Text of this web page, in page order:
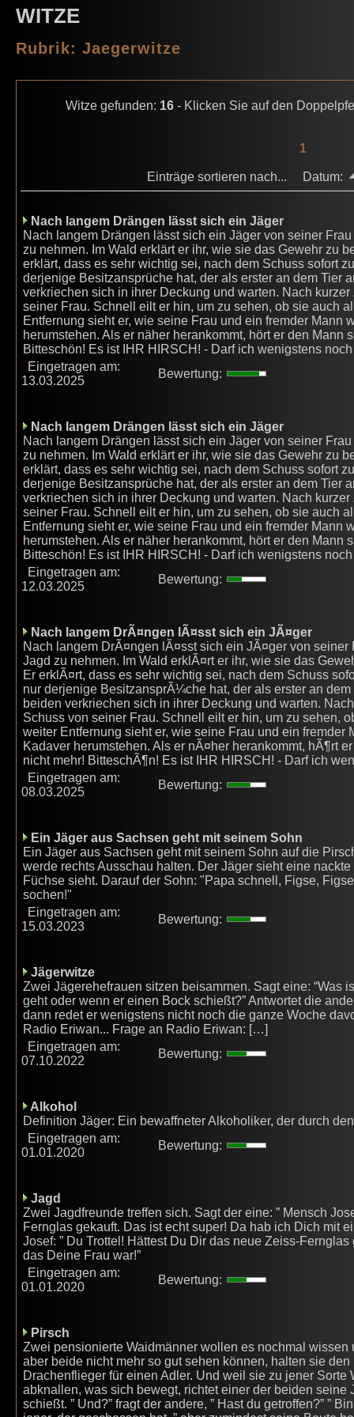
WITZE
Rubrik: Jaegerwitze
Witze gefunden: 16- Klicken Sie auf den
1
Einträge sortieren nach... Datum:
Nach langem Drängen lässt sich ein Jäger
Nach langem Drängen lässt sich ein Jäger von seiner
zu nehmen. Im Wald erklärt er ihr, wie sie das Gewehr zu
erklärt, dass es sehr wichtig sei, nach dem Schuss sofort
derjenige Besitzansprüche hat, der als erster an dem Tier
verkriechen sich in ihrer Deckung und warten. Nach
seiner Frau. Schnell eilt er hin, um zu sehen, ob sie auch
Entfernung sieht er, wie seine Frau und ein fremder Mann
herumstehen. Als er näher herankommt, hört er den Mann
Bitteschön! Es ist IHR HIRSCH! - Darf ich wenigstens
Eingetragen am:
13.03.2025
Bewertung:
Nach langem Drängen lässt sich ein Jäger
Nach langem Drängen lässt sich ein Jäger von seiner
zu nehmen. Im Wald erklärt er ihr, wie sie das Gewehr zu
erklärt, dass es sehr wichtig sei, nach dem Schuss sofort
derjenige Besitzansprüche hat, der als erster an dem Tier
verkriechen sich in ihrer Deckung und warten. Nach
seiner Frau. Schnell eilt er hin, um zu sehen, ob sie auch
Entfernung sieht er, wie seine Frau und ein fremder Mann
herumstehen. Als er näher herankommt, hört er den Mann
Bitteschön! Es ist IHR HIRSCH! - Darf ich wenigstens
Eingetragen am:
12.03.2025
Bewertung:
Nach langem DrÃ¤ngen lÃ¤sst sich ein JÃ¤ger
Nach langem DrÃ¤ngen lÃ¤sst sich ein JÃ¤ger von
Jagd zu nehmen. Im Wald erklÃ¤rt er ihr, wie sie das
Er erklÃ¤rt, dass es sehr wichtig sei, nach dem Schuss
nur derjenige BesitzansprÃ¼che hat, der als erster an
beiden verkriechen sich in ihrer Deckung und warten.
Schuss von seiner Frau. Schnell eilt er hin, um zu sehen,
weiter Entfernung sieht er, wie seine Frau und ein fremder
Kadaver herumstehen. Als er nÃ¤her herankommt, hÃ¶rt
nicht mehr! BitteschÃ¶n! Es ist IHR HIRSCH! - Darf ich
Eingetragen am:
08.03.2025
Bewertung:
Ein Jäger aus Sachsen geht mit seinem Sohn
Ein Jäger aus Sachsen geht mit seinem Sohn auf die
werde rechts Ausschau halten. Der Jäger sieht eine
Füchse sieht. Darauf der Sohn: "Papa schnell, Figse,
sochen!"
Eingetragen am:
15.03.2023
Bewertung:
Jägerwitze
Zwei Jägerehefrauen sitzen beisammen. Sagt eine: “Was
geht oder wenn er einen Bock schießt?” Antwortet die
dann redet er wenigstens nicht noch die ganze Woche
Radio Eriwan... Frage an Radio Eriwan: […]
Eingetragen am:
07.10.2022
Bewertung:
Alkohol
Definition Jäger: Ein bewaffneter Alkoholiker, der durch
Eingetragen am:
01.01.2020
Bewertung:
Jagd
Zwei Jagdfreunde treffen sich. Sagt der eine: ” Mensch
Fernglas gekauft. Das ist echt super! Da hab ich Dich mit
Josef: ” Du Trottel! Hättest Du Dir das neue Zeiss-
das Deine Frau war!”
Eingetragen am:
01.01.2020
Bewertung:
Pirsch
Zwei pensionierte Waidmänner wollen es nochmal
aber beide nicht mehr so gut sehen können, halten sie
Drachenflieger für einen Adler. Und weil sie zu jener Sorte
abknallen, was sich bewegt, richtet einer der beiden seine
schießt. ” Und?” fragt der andere, ” Hast du getroffen?” ”